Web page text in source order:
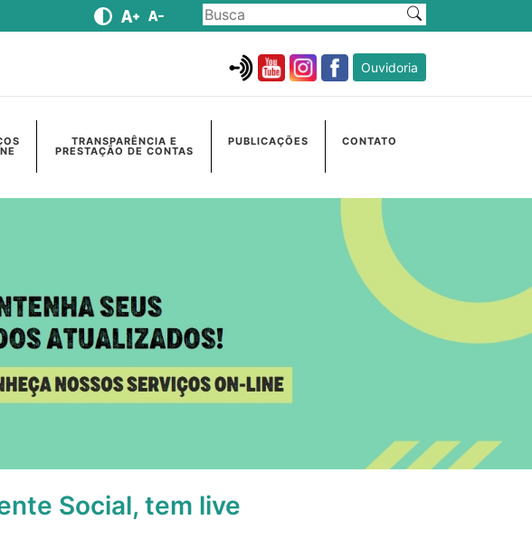
Ouvidoria
TRANSPARÊNCIA E
PRESTAÇÃO DE CONTAS
PUBLICAÇÕES CONTATO
Social, tem live